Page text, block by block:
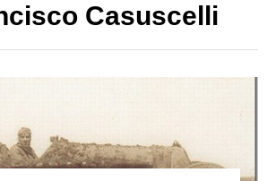
Casuscelli